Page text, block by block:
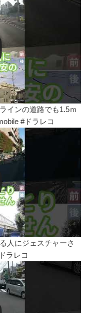
インの道路でも1.5ｍ
#ドラレコ
人にジェスチャーさ
ラレコ